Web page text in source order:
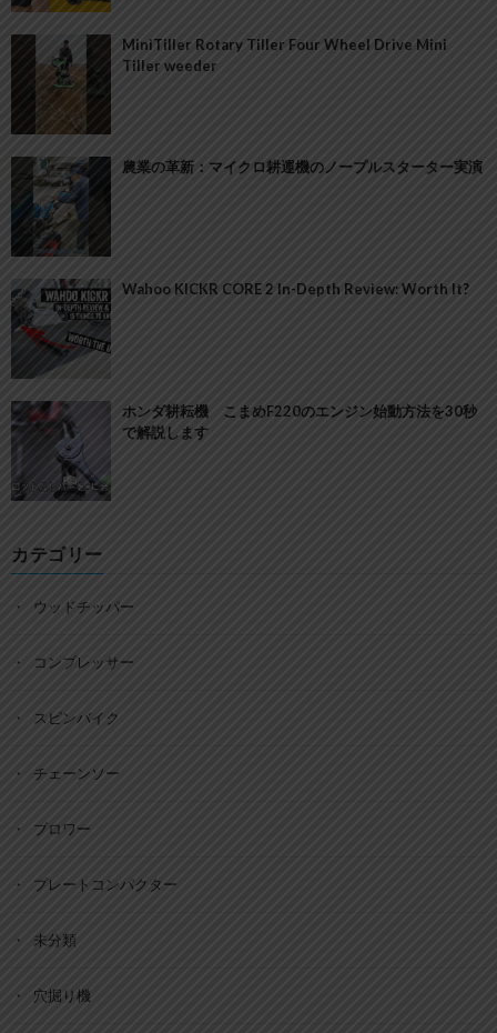
MiniTiller Rotary Tiller Four Wheel Drive Mini
Tiller weeder
農業の革新：マイクロ耕運機のノープルスターター実演
Wahoo KICKR CORE 2 In-Depth Review: Worth It?
ホンダ耕耘機 こまめF220のエンジン始動方法を30秒
で解説します
カテゴリー
ウッドチッパー
コンプレッサー
スピンバイク
チェーンソー
ブロワー
プレートコンパクター
未分類
穴掘り機